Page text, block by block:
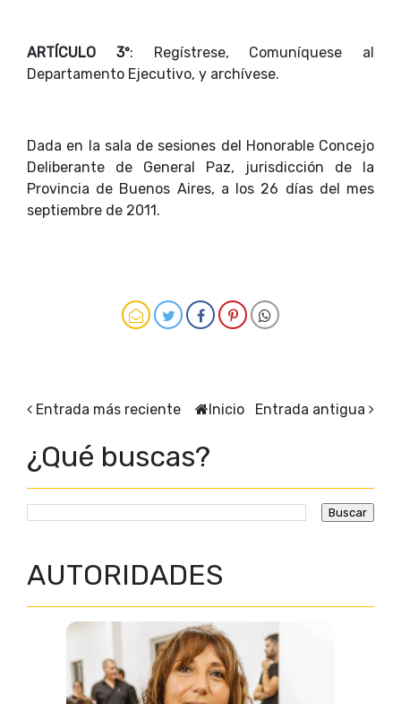
ARTÍCULO 3º: Regístrese, Comuníquese al
Departamento Ejecutivo, y archívese.
Dada en la sala de sesiones del Honorable Concejo
Deliberante de General Paz, jurisdicción de la
Provincia de Buenos Aires, a los 26 días del mes
septiembre de 2011.
Entrada más reciente Entrada antigua
Inicio
¿Qué buscas?
AUTORIDADES